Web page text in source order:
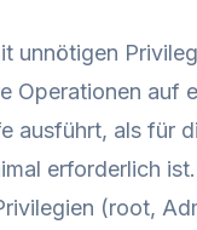
unnötigen
Operationen auf
ausführt, als für
erforderlich
(root,